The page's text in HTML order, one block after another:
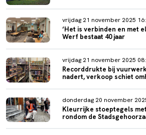
vrijdag 21 november 2025
‘Het is verbinden en met
Werf bestaat 40 jaar
vrijdag 21 november 2025
Recorddrukte bij
nadert, verkoop schiet
donderdag 20 november
Kleurrijke stoeptegels
rondom de